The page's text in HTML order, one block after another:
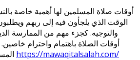
أوقات صلاة المسلمين لها أهمية خاصة
الوقت الذي يلجأون فيه إلى ربهم
والتوجيه. كجزء مهم من الممارسة
أوقات الصلاة باهتمام واحترام
https://mawaqitalsalah.com/